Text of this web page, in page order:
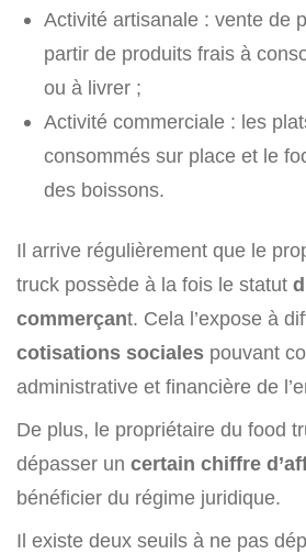
Activité artisanale : vente de
partir de produits frais à
ou à livrer ;
Activité commerciale : les
consommés sur place et le
des boissons.
Il arrive régulièrement que le
truck possède à la fois le statut
commerçant. Cela l’expose à
cotisations sociales pouvant
administrative et financière de
De plus, le propriétaire du food
dépasser un certain chiffre
bénéficier du régime juridique.
Il existe deux seuils à ne pas